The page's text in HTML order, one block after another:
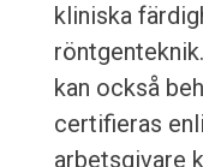
kliniska
kan också
certifieras
arbetsgivare